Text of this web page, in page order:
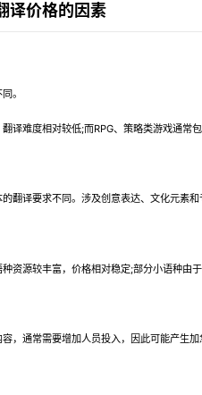
价格的因素
。
难度相对较低;而RPG、策略类游戏通常包
译要求不同。涉及创意表达、文化元素和
源较丰富，价格相对稳定;部分小语种由于
通常需要增加人员投入，因此可能产生加